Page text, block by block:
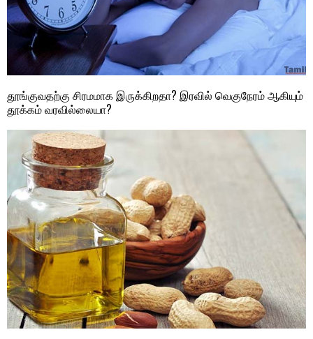
தூங்குவதற்கு சிரமமாக இருக்கிறதா? இரவில் வெகுநேரம் ஆகியும்
தூக்கம் வரவில்லையா?